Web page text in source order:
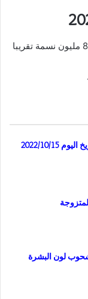
وظائف في سلطنة عمان بتاريخ اليوم 2022/10/15